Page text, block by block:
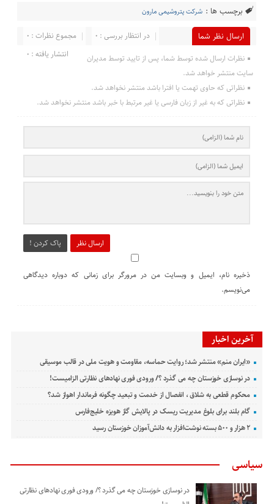
برچسب ها : شرکت پتروشیمی مارون
ارسال نظر شما مجموع نظرات : 0
در انتظار بررسی : 0
انتشار یافته : 0
نظرات ارسال شده توسط شما، پس از تایید توسط مدیران
سایت منتشر خواهد شد.
نظراتی که حاوی تهمت یا افترا باشد منتشر نخواهد شد.
نظراتی که به غیر از زبان فارسی یا غیر مرتبط با خبر باشد منتشر نخواهد شد.
ارسال نظر پاک کردن !
ذخیره نام، ایمیل و وبسایت من در مرورگر برای زمانی که دوباره دیدگاهی
می‌نویسم.
آخرین اخبار
«ایران منم» منتشر شد؛ روایت حماسه، مقاومت و هویت ملی در قالب موسیقی
در نوسازی خوزستان چه می گذرد ؟/ ورودی فوری نهادهای نظارتی الزامیست!
محکوم قطعی به شلاق ، انفصال از خدمت و تبعید چگونه فرماندار اهواز شد؟
گام بلند برای بلوغ مدیریت ریسک در پالایش گاز هویزه خلیج‌فارس
۲ هزار و ۵۰۰ بسته نوشت‌افزار به دانش‌آموزان خوزستان رسید
سیاسی
در نوسازی خوزستان چه می گذرد ؟/ ورودی فوری نهادهای نظارتی